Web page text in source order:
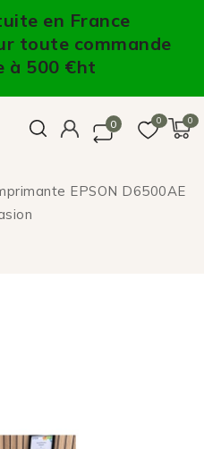
en France
toute commande
à 500 €ht
0
0
0
EPSON D6500AE